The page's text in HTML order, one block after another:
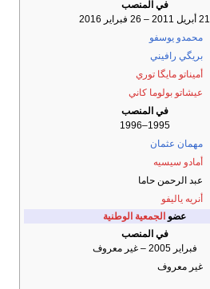
في المنصب
21 أبريل 2011 – 26 فبراير 2016
محمدو يوسفو
بريگي رافيني
أميناتو مايگا توري
عيشاتو بولوما كاني
في المنصب
1995–1996
مهمان عثمان
أمادو سيسيه
عبد الرحمن حاما
أنريه ياليفو
عضو الجمعية الوطنية
في المنصب
فبراير 2005 – غير معروف
غير معروف